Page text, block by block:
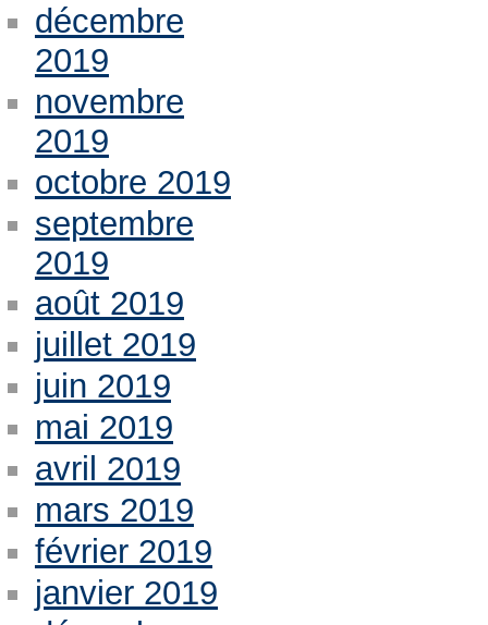
décembre
2019
novembre
2019
octobre 2019
septembre
2019
août 2019
juillet 2019
juin 2019
mai 2019
avril 2019
mars 2019
février 2019
janvier 2019